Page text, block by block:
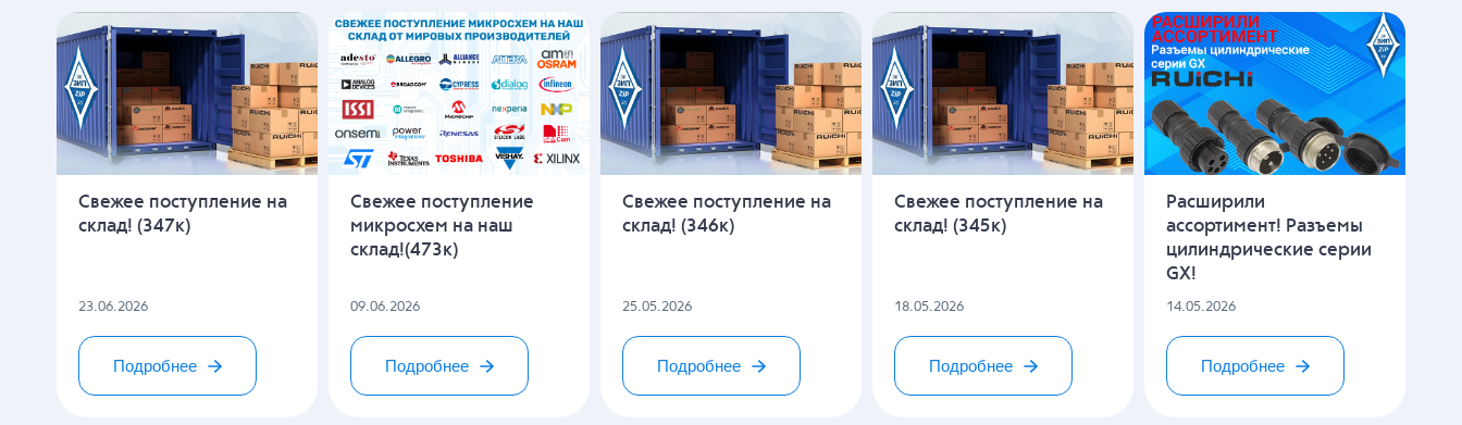
Свежее поступление на
склад! (347к)
23.06.2026
Подробнее
Свежее поступление
микросхем на наш
склад!(473к)
09.06.2026
Подробнее
Свежее поступление на
склад! (346к)
25.05.2026
Подробнее
Свежее поступление на
склад! (345к)
18.05.2026
Подробнее
Расширили
ассортимент! Разъемы
цилиндрические серии
GX!
14.05.2026
Подробнее